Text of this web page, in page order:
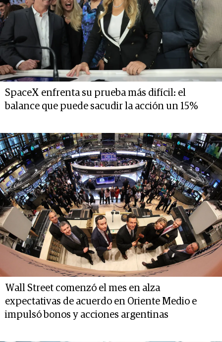
SpaceX enfrenta su prueba más difícil: el
balance que puede sacudir la acción un 15%
Wall Street comenzó el mes en alza
expectativas de acuerdo en Oriente Medio e
impulsó bonos y acciones argentinas